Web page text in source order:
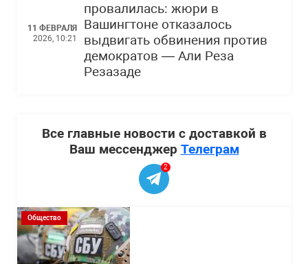
11 ФЕВРАЛЯ
2026, 10:21
провалилась: жюри в
Вашингтоне отказалось
выдвигать обвинения против
демократов — Али Реза
Резазаде
Все главные новости с доставкой в
Ваш мессенджер Телеграм
2
Общество